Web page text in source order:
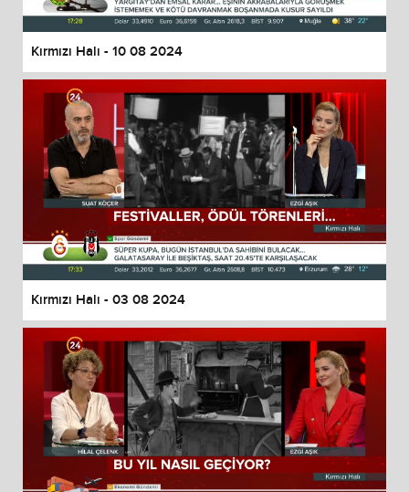
Kırmızı Halı - 10 08 2024
Kırmızı Halı - 03 08 2024